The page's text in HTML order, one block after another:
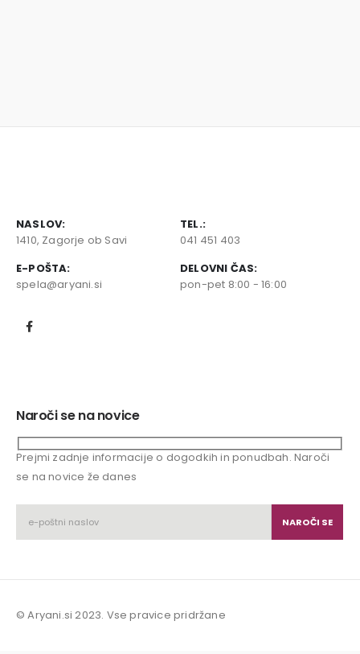
NASLOV:
1410, Zagorje ob Savi
TEL.:
041 451 403
E-POŠTA:
spela@aryani.si
DELOVNI ČAS:
pon-pet 8:00 - 16:00
Naroči se na novice
Prejmi zadnje informacije o dogodkih in ponudbah. Naroči
se na novice že danes
© Aryani.si 2023. Vse pravice pridržane